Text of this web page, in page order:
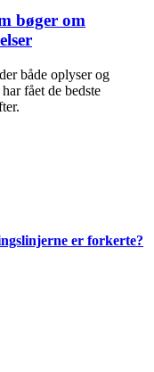
bøger om
både oplyser og
fået de bedste
er forkerte?